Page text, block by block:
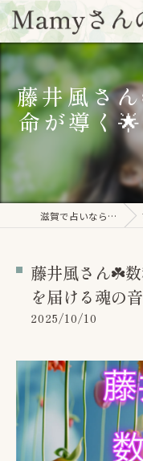
藤井風さ
命が導く
滋賀で占いならMamyさんの家
藤井風さん☘️
を届ける魂の
2025/10/10